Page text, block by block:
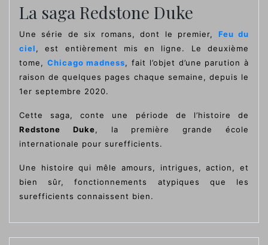
La saga Redstone Duke
Une série de six romans, dont le premier, Feu du
ciel, est entièrement mis en ligne. Le deuxième
tome, Chicago madness, fait l’objet d’une parution à
raison de quelques pages chaque semaine, depuis le
1er septembre 2020.
Cette saga, conte une période de l’histoire de
Redstone Duke, la première grande école
internationale pour surefficients.
Une histoire qui mêle amours, intrigues, action, et
bien sûr, fonctionnements atypiques que les
surefficients connaissent bien.